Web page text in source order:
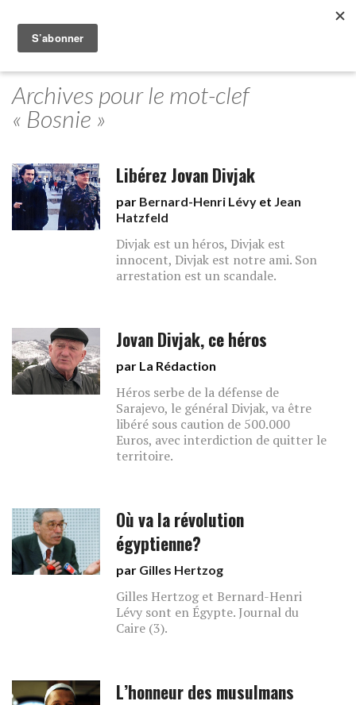
Archives pour le mot-clef
« Bosnie »
Libérez Jovan Divjak
par Bernard-Henri Lévy et Jean
Hatzfeld
Divjak est un héros, Divjak est
innocent, Divjak est notre ami. Son
arrestation est un scandale.
Jovan Divjak, ce héros
par La Rédaction
Héros serbe de la défense de
Sarajevo, le général Divjak, va être
libéré sous caution de 500.000
Euros, avec interdiction de quitter le
territoire.
Où va la révolution
égyptienne?
par Gilles Hertzog
Gilles Hertzog et Bernard-Henri
Lévy sont en Égypte. Journal du
Caire (3).
L’honneur des musulmans